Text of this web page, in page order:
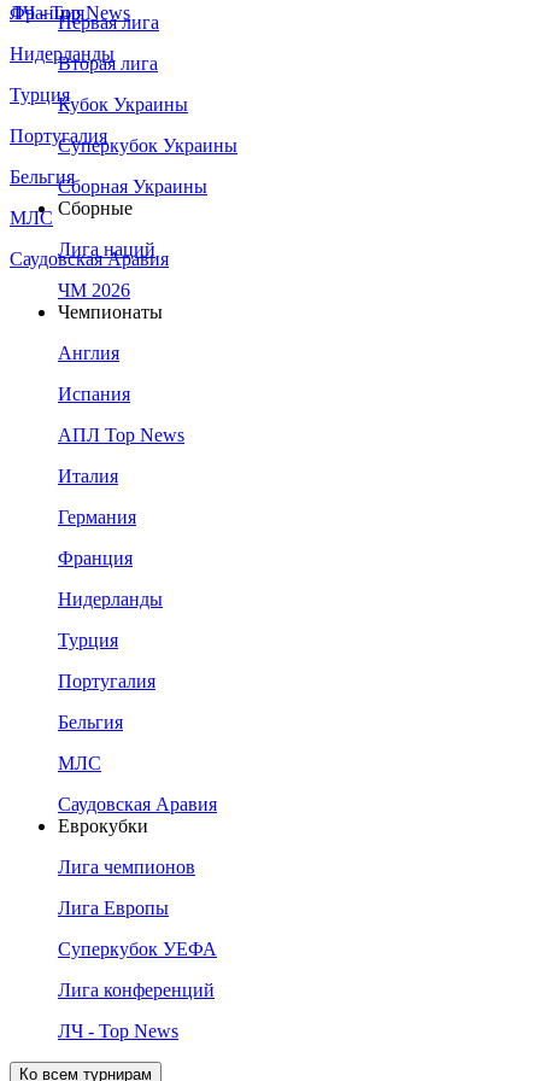
Франция
Нидерланды
Турция
Португалия
Бельгия
МЛС
Саудовская Аравия
ЛЧ - Top News
Первая лига
Вторая лига
Кубок Украины
Суперкубок Украины
Сборная Украины
Сборные
Лига наций
ЧМ 2026
Чемпионаты
Англия
Испания
АПЛ Top News
Италия
Германия
Франция
Нидерланды
Турция
Португалия
Бельгия
МЛС
Саудовская Аравия
Еврокубки
Лига чемпионов
Лига Европы
Суперкубок УЕФА
Лига конференций
ЛЧ - Top News
Ко всем турнирам